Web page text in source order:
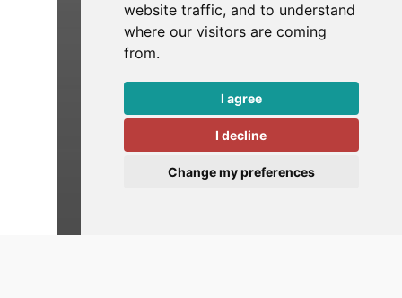
website traffic, and to understand
where our visitors are coming
from.
I agree
I decline
Change my preferences